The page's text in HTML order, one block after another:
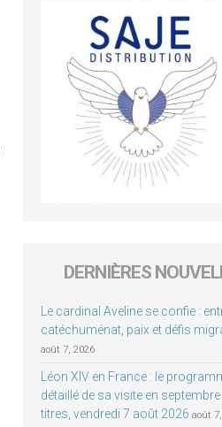
DERNIÈRES
Le cardinal Aveline se confie :
catéchuménat, paix et défis
août 7, 2026
Léon XIV en France : le
détaillé de sa visite en
titres, vendredi 7 août 2026 août